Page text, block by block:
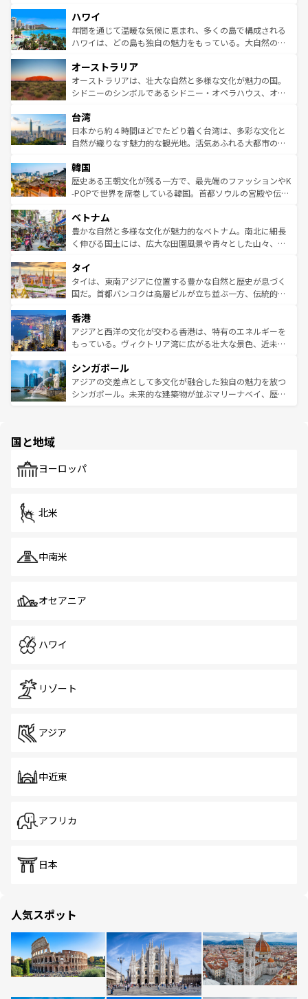
ば市内交通費無料で観光を楽しむこともできる。 なお、新
着のスイス情報はコンテンツ一覧 を参照してほしい。
のような巨大都市は、観光、ショッピング、エンターテイ
ンメントが詰まった刺激的なスポットだ。一方、アメリカ
西部には大自然が広がり、グランドキャニオンやイエロー
部のニューオーリンズでは、音楽と美食が融合した独特の
文化が魅力。旅行者はアメリカの各地域で異なる魅力を楽
しみながら、その多様性と豊かな歴史を感じることができ
ならではの贅沢な旅のスタイルだ。 なお、新着のアメリカ
情報はコンテンツ一覧を参照してほしい。
ハワイ
年間を通じて温暖な気候に恵まれ、多くの島で構成される
ハワイは、どの島も独自の魅力をもっている。大自然の神
ワイ島は見逃せない。また、定番の観光地といえばオアフ
島だが、静かな自然を求めるならマウイ島やカウアイ島が
おすすめ。エメラルドグリーンに輝く海をはじめ、豊かな
れるおもてなしの心で訪れる人々を迎えてくれるハワイの
人々、おいしいローカルフードやハワイアンミュージッ
ク、伝統的なフラダンスなど、すべてがハワイの魅力を彩
ワイを、存分に味わってほしい。 なお、新着のハワイ情報
はコンテンツ一覧を参照してほしい。
オーストラリア
オーストラリアは、壮大な自然と多様な文化が魅力の国。
シドニーのシンボルであるシドニー・オペラハウス、オー
リアリーフや大陸中央部にそびえるウルル（エアーズロッ
ク）、タスマニアの美しい原生林やケアンズの熱帯雨林な
ど、見どころがたくさん。また、カフェやワイン、オージ
いる。アクティビティも充実しており、サーフィンやダイ
ビング、ハイキングなど、アウトドア好きにはたまらな
い。オーストラリアの多彩な魅力を存分に味わいつくそ
参照してほしい。
台湾
日本から約４時間ほどでたどり着く台湾は、多彩な文化と
自然が織りなす魅力的な観光地。活気あふれる大都市の台
ン）、静ひつな山岳地帯である台湾東部など、都市の喧騒
と山間の静けさが共存しており、訪れる人に新しい発見と
驚きをもたらしてくれる。また、奥深い台湾の食文化も魅
容にもいいと評判のスイーツなど、バラエティ豊かな料理
が味わえる。 なお、新着の台湾情報は コンテンツ一覧を参
照してほしい。
韓国
歴史ある王朝文化が残る一方で、最先端のファッションやK
-POPで世界を席巻している韓国。首都ソウルの宮殿や伝統
き、地方に足を延ばせば四季折々の自然美を楽しむことが
できる。そして、キムチや焼肉、絶品のストリートフード
まで、さまざまな韓国料理が待っている。夜には、韓国な
リティに包まれながら、韓国の多彩な魅力を心ゆくまで味
わってみてほしい。 なお、新着の韓国情報はコンテンツ一
覧を参照してほしい。
ベトナム
豊かな自然と多様な文化が魅力的なベトナム。南北に細長
く伸びる国土には、広大な田園風景や青々とした山々、世
急速な発展と共に伝統が息づく。ハノイの古い町並みやホ
ーチミン市のフランス統治時代の建物も、独特の雰囲気を
醸し出している。また、バラエティの豊かさとおいしさで
とつ。フォーやバインミー、ベトナムコーヒーなどは、ぜ
ひ現地で味わいたい。どの地域を訪れてもあたたかい人々
が旅行者を迎えてくれるので、きっと忘れられない旅にな
参照してほしい。
タイ
タイは、東南アジアに位置する豊かな自然と歴史が息づく
国だ。首都バンコクは高層ビルが立ち並ぶ一方、伝統的な
の活気が交差している。北部ではチェンマイなどの山岳地
帯で自然と触れ合い、南部ではプーケットやクラビの美し
いビーチでリゾート気分を楽しむことができる。タイ料理
激する。気候は一年中温暖で、どの季節にも異なる楽しみ
が待っている。親しみやすいタイの人々、仏教を中心とし
た文化、そして多様な観光資源が、訪れる旅人を魅了し続
香港
アジアと西洋の文化が交わる香港は、特有のエネルギーを
もっている。ヴィクトリア湾に広がる壮大な景色、近未来
み、どこを訪れても感動するはず。観光スポットが密集し
ており、効率よく見どころを回れるのも魅力。息をのむよ
うな絶景から文化的な体験まで、香港を存分に楽しみ尽く
シンガポール
アジアの交差点として多文化が融合した独自の魅力を放つ
シンガポール。未来的な建築物が並ぶマリーナベイ、歴史
で、ホーカーズは地元の風情を楽しめる外せないスポット
国と地域
ヨーロッパ
北米
中南米
オセアニア
ハワイ
リゾート
アジア
中近東
アフリカ
日本
人気スポット